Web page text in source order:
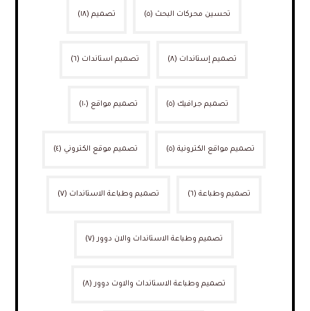
تحسين محركات البحث (٥) تصميم (١٨)
تصميم إستاندات (٨) تصميم استاندات (٦)
تصميم جرافيك (٥) تصميم مواقع (١٠)
تصميم مواقع الكترونية (٥) تصميم موقع الكتروني (٤)
تصميم وطباعة (٦) تصميم وطباعة الاستاندات (٧)
تصميم وطباعة الاستاندات والان دوور (٧)
تصميم وطباعة الاستاندات والاوت دوور (٨)